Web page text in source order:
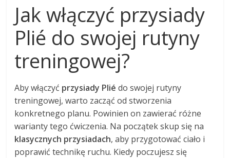
Jak włączyć przysiady
Plié do swojej rutyny
treningowej?
Aby włączyć przysiady Plié do swojej rutyny
treningowej, warto zacząć od stworzenia
konkretnego planu. Powinien on zawierać różne
warianty tego ćwiczenia. Na początek skup się na
klasycznych przysiadach, aby przygotować ciało i
poprawić technikę ruchu. Kiedy poczujesz się